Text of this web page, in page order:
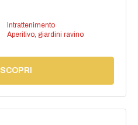
Intrattenimento
Aperitivo, giardini ravino
SCOPRI